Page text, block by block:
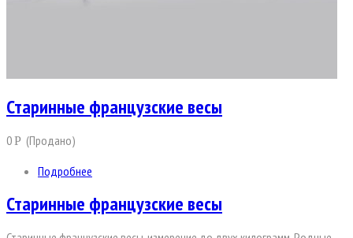
Старинные французские весы
0Р (Продано)
Подробнее
Старинные французские весы